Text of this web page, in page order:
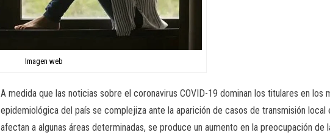
Imagen web
A medida que las noticias sobre el coronavirus COVID-19 dominan los titulares en los
epidemiológica del país se complejiza ante la aparición de casos de transmisión
afectan a algunas áreas determinadas, se produce un aumento en la preocupación